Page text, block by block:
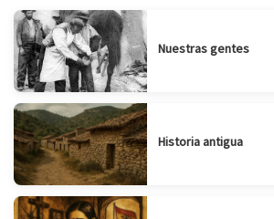
Nuestras gentes
Historia antigua